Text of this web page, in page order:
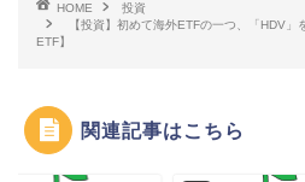
HOME
投資
【投資】初めて海外ETFの一つ、「HDV
ETF】
関連記事はこちら